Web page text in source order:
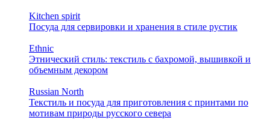
Kitchen spirit
Посуда для сервировки и хранения в стиле рустик
Ethnic
Этнический стиль: текстиль с бахромой, вышивкой и
объемным декором
Russian North
Текстиль и посуда для приготовления с принтами по
мотивам природы русского севера